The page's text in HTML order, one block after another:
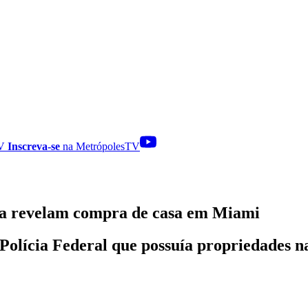
Inscreva-se na MetrópolesTV
revelam compra de casa em Miami
Federal que possuía propriedades